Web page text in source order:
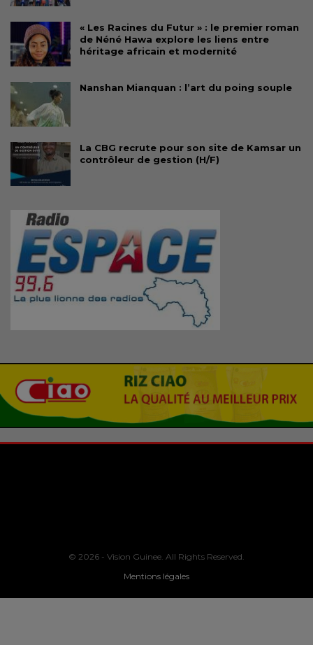
« Les Racines du Futur » : le premier roman
de Néné Hawa explore les liens entre
héritage africain et modernité
Nanshan Mianquan : l’art du poing souple
La CBG recrute pour son site de Kamsar un
contrôleur de gestion (H/F)
© 2026 - Vision Guinee. All Rights Reserved.
Mentions légales